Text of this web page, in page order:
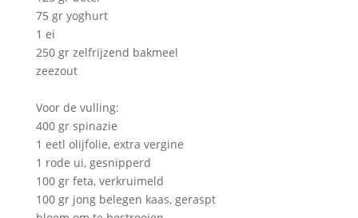
75 gr yoghurt
1 ei
250 gr zelfrijzend bakmeel
zeezout
Voor de vulling:
400 gr spinazie
1 eetl olijfolie, extra vergine
1 rode ui, gesnipperd
100 gr feta, verkruimeld
100 gr jong belegen kaas, geraspt